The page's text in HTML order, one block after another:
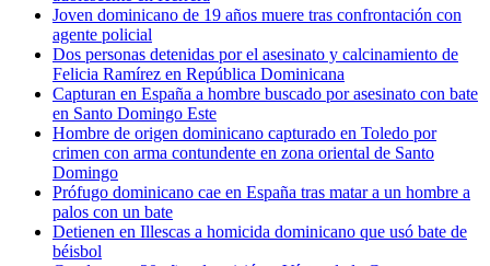
Joven dominicano de 19 años muere tras confrontación con
agente policial
Dos personas detenidas por el asesinato y calcinamiento de
Felicia Ramírez en República Dominicana
Capturan en España a hombre buscado por asesinato con bate
en Santo Domingo Este
Hombre de origen dominicano capturado en Toledo por
crimen con arma contundente en zona oriental de Santo
Domingo
Prófugo dominicano cae en España tras matar a un hombre a
palos con un bate
Detienen en Illescas a homicida dominicano que usó bate de
béisbol